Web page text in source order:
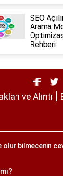
SEO
Arama
Rehberi
ve Alıntı
olur bilmecenin